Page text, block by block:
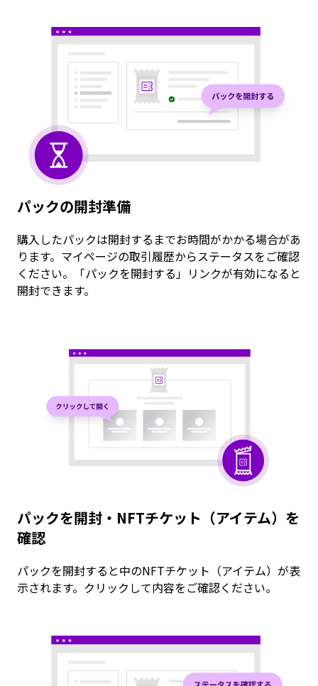
パックの開封準備
購入したパックは開封するまでお時間がかかる場合があ
ります。マイページの取引履歴からステータスをご確認
ください。「パックを開封する」リンクが有効になると
開封できます。
パックを開封・NFTチケット（アイテム）を
確認
パックを開封すると中のNFTチケット（アイテム）が表
示されます。クリックして内容をご確認ください。